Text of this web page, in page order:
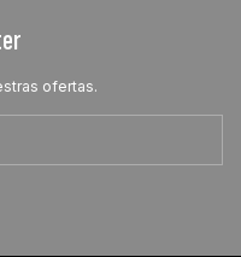
ofertas.